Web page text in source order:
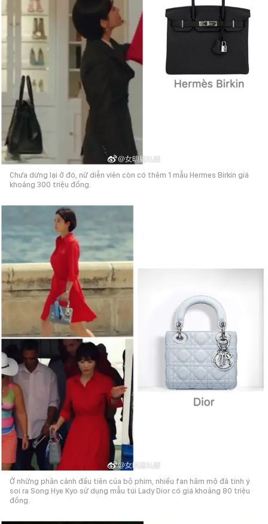
Chưa dừng lại ở đó, nữ diễn viên còn có thêm 1 mẫu Hermes Birkin giá
khoảng 300 triệu đồng.
Ở những phân cảnh đầu tiên của bộ phim, nhiều fan hâm mộ đã tinh ý
soi ra Song Hye Kyo sử dụng mẫu túi Lady Dior có giá khoảng 80 triệu
đồng.